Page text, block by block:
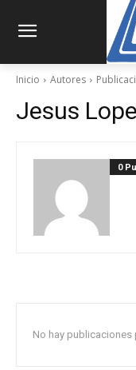
Inicio Autores
Jesus
0
No hay publicaciones